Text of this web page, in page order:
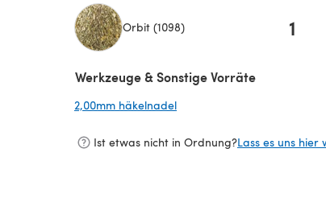
Orbit (1098) 1
Werkzeuge & Sonstige Vorräte
2,00mm häkelnadel
Ist etwas nicht in Ordnung?Lass es uns hier